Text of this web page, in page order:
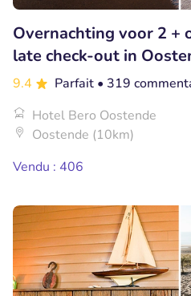
Overnachting voor 2 +
late check-out in
9.4 Parfait • 319
Hotel Bero Oostende
Oostende (10km)
Vendu : 406